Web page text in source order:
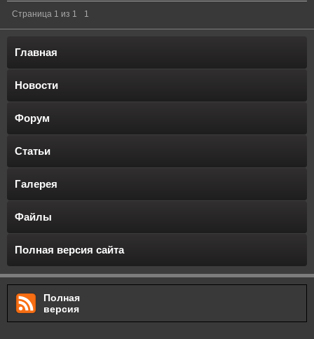
Страница 1 из 1 1
Главная
Новости
Форум
Статьи
Галерея
Файлы
Полная версия сайта
Полная
версия